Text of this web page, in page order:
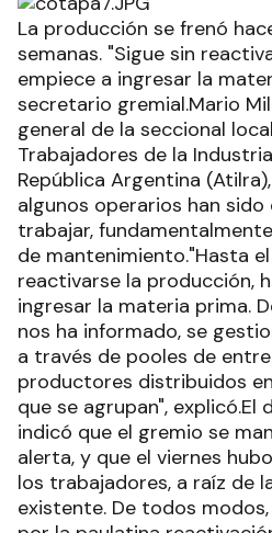
La producción se frenó
semanas. "Sigue sin
empiece a ingresar la
secretario gremial.Mario
general de la seccional
Trabajadores de la
República Argentina
algunos operarios han
trabajar,
de mantenimiento."Hasta
reactivarse la producción,
ingresar la materia prima.
nos ha informado, se
a través de pooles de
productores distribuidos
que se agrupan", explicó.El
indicó que el gremio se
alerta, y que el viernes
los trabajadores, a raíz de
existente. De todos